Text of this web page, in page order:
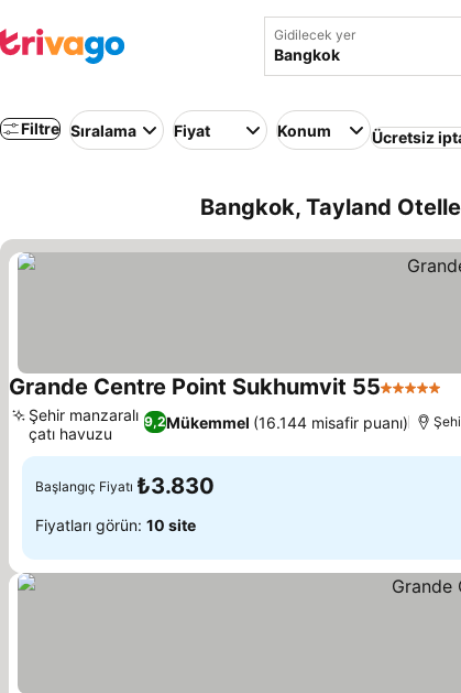
Gidilecek yer
Filtre Sıralama Fiyat Konum Ücretsiz
Bangkok, Tayland
Grande Centre Point Sukhumvit 555 Yıldız
9,2Mükemmel (16.144 misafir puanı)
Şehir manzaralı
çatı havuzu
Başlangıç Fiyatı ₺3.830
Fiyatları görün: 10 site